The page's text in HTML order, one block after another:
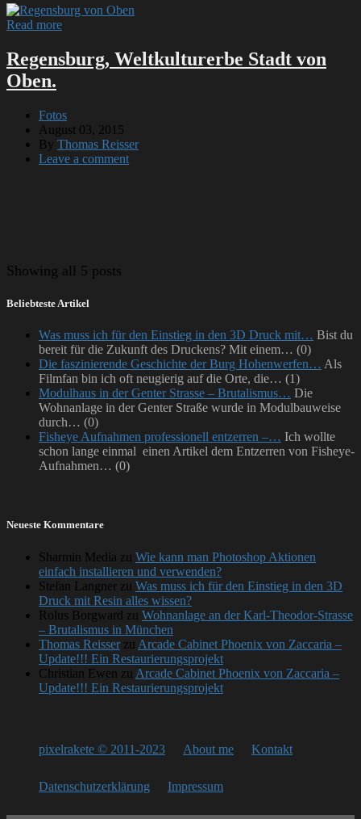
Read more
Regensburg, Weltkulturerbe Stadt von
Oben.
Fotos
August 03, 2015
By Thomas Reisser
Leave a comment
Showing all 5 posts
Beliebteste Artikel
Was muss ich für den Einstieg in den 3D Druck mit… Bist du
bereit für die Zukunft des Druckens? Mit einem… (0)
Die faszinierende Geschichte der Burg Hohenwerfen… Als
Filmfan bin ich oft neugierig auf die Orte, die… (1)
Modulhaus in der Genter Strasse – Brutalismus… Die
Wohnanlage in der Genter Straße wurde in Modulbauweise
durch… (0)
Fisheye Aufnahmen professionell entzerren –… Ich wollte
schon lange einmal einen Artikel dem Entzerren von Fisheye-
Aufnahmen… (0)
Neueste Kommentare
Sharmin Media zu Wie kann man Photoshop Aktionen
einfach installieren und verwenden?
Stefan Langner zu Was muss ich für den Einstieg in den 3D
Druck mit Resin alles wissen?
Rolus Borgward zu Wohnanlage an der Karl-Theodor-Strasse
– Brutalismus in München
Thomas Reisserzu Arcade Cabinet Phoenix von Zaccaria –
Update!!! Ein Restaurierungsprojekt
Christian Ewen zu Arcade Cabinet Phoenix von Zaccaria –
Update!!! Ein Restaurierungsprojekt
pixelrakete © 2011-2023 About me Kontakt
Datenschutzerklärung Impressum